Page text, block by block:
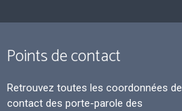
Points de contact
Retrouvez toutes les coordonnées de
contact des porte-parole des